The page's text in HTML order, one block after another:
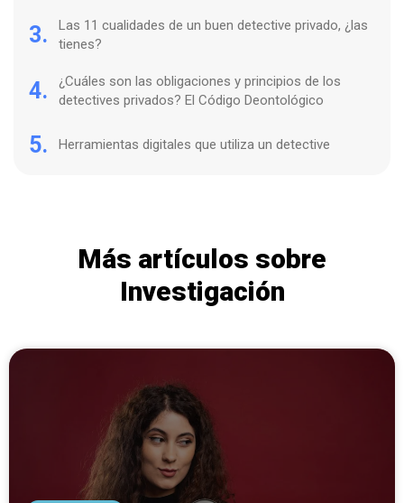
3.
Las 11 cualidades de un buen detective privado, ¿las
tienes?
4.
¿Cuáles son las obligaciones y principios de los
detectives privados? El Código Deontológico
5. Herramientas digitales que utiliza un detective
Más artículos sobre
Investigación